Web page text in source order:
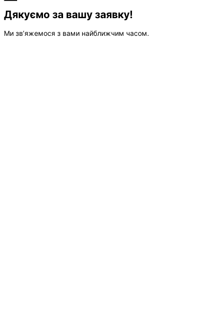
Дякуємо за вашу заявку!
Ми зв’яжемося з вами найближчим часом.